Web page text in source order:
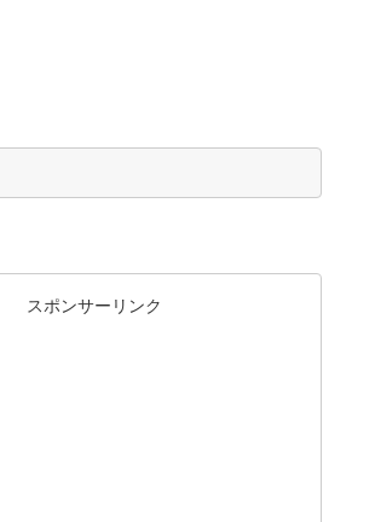
スポンサーリンク